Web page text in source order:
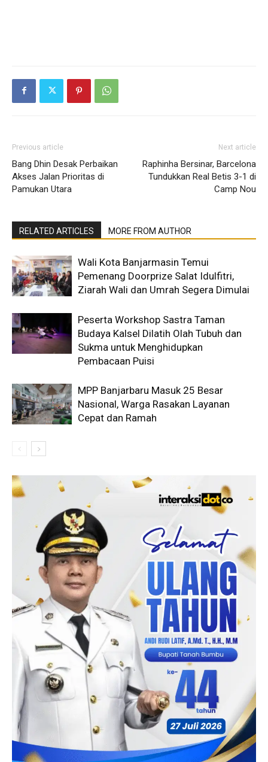
Previous article
Bang Dhin Desak Perbaikan
Akses Jalan Prioritas di
Pamukan Utara
Next article
Raphinha Bersinar, Barcelona
Tundukkan Real Betis 3-1 di
Camp Nou
RELATED ARTICLES MORE FROM AUTHOR
Wali Kota Banjarmasin Temui
Pemenang Doorprize Salat Idulfitri,
Ziarah Wali dan Umrah Segera Dimulai
Peserta Workshop Sastra Taman
Budaya Kalsel Dilatih Olah Tubuh dan
Sukma untuk Menghidupkan
Pembacaan Puisi
MPP Banjarbaru Masuk 25 Besar
Nasional, Warga Rasakan Layanan
Cepat dan Ramah